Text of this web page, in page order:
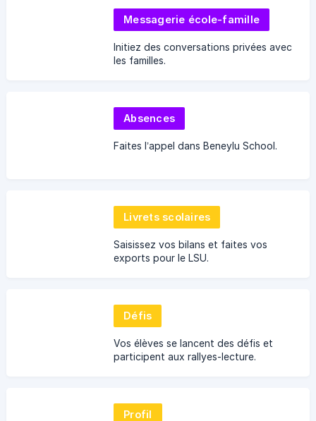
Messagerie école-famille
Initiez des conversations privées avec
les familles.
Absences
Faites l’appel dans Beneylu School.
Livrets scolaires
Saisissez vos bilans et faites vos
exports pour le LSU.
Défis
Vos élèves se lancent des défis et
participent aux rallyes-lecture.
Profil